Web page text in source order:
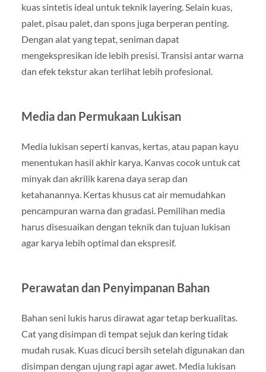
kuas sintetis ideal untuk teknik layering. Selain kuas,
palet, pisau palet, dan spons juga berperan penting.
Dengan alat yang tepat, seniman dapat
mengekspresikan ide lebih presisi. Transisi antar warna
dan efek tekstur akan terlihat lebih profesional.
Media dan Permukaan Lukisan
Media lukisan seperti kanvas, kertas, atau papan kayu
menentukan hasil akhir karya. Kanvas cocok untuk cat
minyak dan akrilik karena daya serap dan
ketahanannya. Kertas khusus cat air memudahkan
pencampuran warna dan gradasi. Pemilihan media
harus disesuaikan dengan teknik dan tujuan lukisan
agar karya lebih optimal dan ekspresif.
Perawatan dan Penyimpanan Bahan
Bahan seni lukis harus dirawat agar tetap berkualitas.
Cat yang disimpan di tempat sejuk dan kering tidak
mudah rusak. Kuas dicuci bersih setelah digunakan dan
disimpan dengan ujung rapi agar awet. Media lukisan